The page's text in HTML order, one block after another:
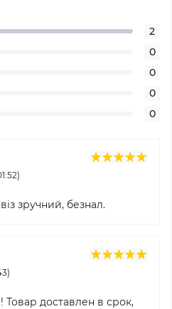
2
0
0
0
0
зручний, безнал.
доставлен в срок,